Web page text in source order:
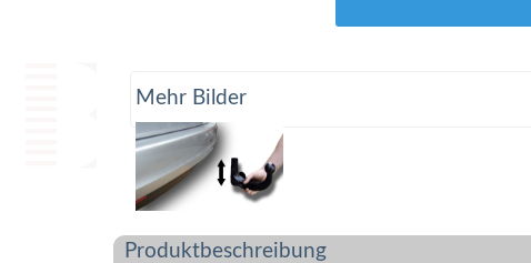
Mehr Bilder
Produktbeschreibung